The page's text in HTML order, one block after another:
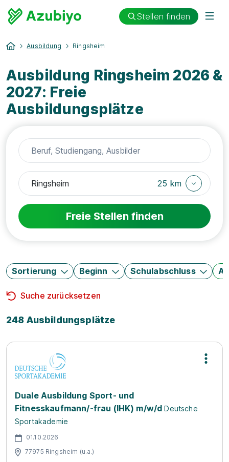
Stellen finden
Ausbildung Ringsheim
Ausbildung Ringsheim 2026 &
2027: Freie
Ausbildungsplätze
25 km
Freie Stellen finden
Sortierung Beginn Schulabschluss
Suche zurücksetzen
248 Ausbildungsplätze
Duale Ausbildung Sport- und
Fitnesskaufmann/-frau (IHK) m/w/d Deutsche
Sportakademie
01.10.2026
77975 Ringsheim (u.a.)